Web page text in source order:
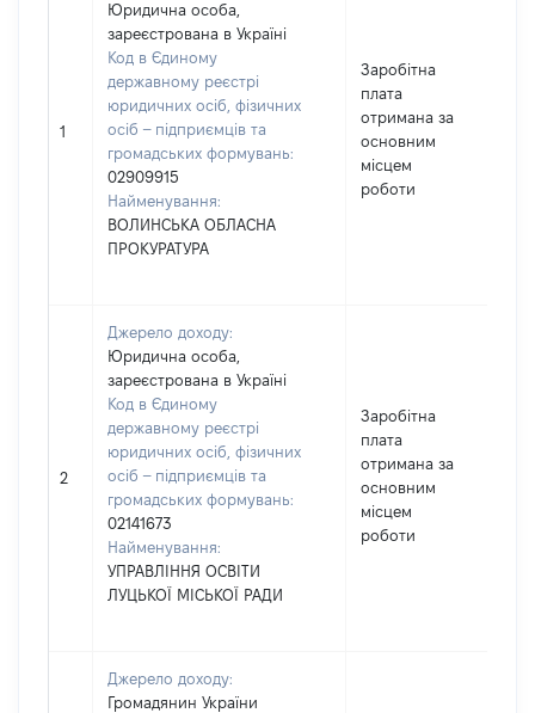
1
Юридична особа,
зареєстрована в Україні
Код в Єдиному
державному реєстрі
юридичних осіб, фізичних
осіб – підприємців та
громадських формувань:
02909915
Найменування:
ВОЛИНСЬКА ОБЛАСНА
ПРОКУРАТУРА
Заробітна
плата
отримана за
основним
місцем
роботи
2
Джерело доходу:
Юридична особа,
зареєстрована в Україні
Код в Єдиному
державному реєстрі
юридичних осіб, фізичних
осіб – підприємців та
громадських формувань:
02141673
Найменування:
УПРАВЛІННЯ ОСВІТИ
ЛУЦЬКОЇ МІСЬКОЇ РАДИ
Заробітна
плата
отримана за
основним
місцем
роботи
Джерело доходу:
Громадянин України